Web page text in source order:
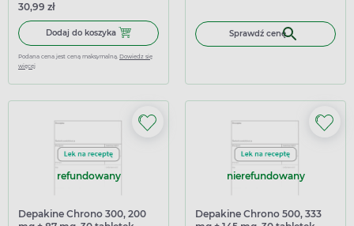
30,99 zł
Dodaj do koszyka Dodaj do koszyka Depakine Chrono 500, 333 mg + 145
Podana cena jest ceną maksymalną. Dowiedz się
więcej
Sprawdź cenę
refundowany
Depakine Chrono 300, 200
nierefundowany
Depakine Chrono 500, 333